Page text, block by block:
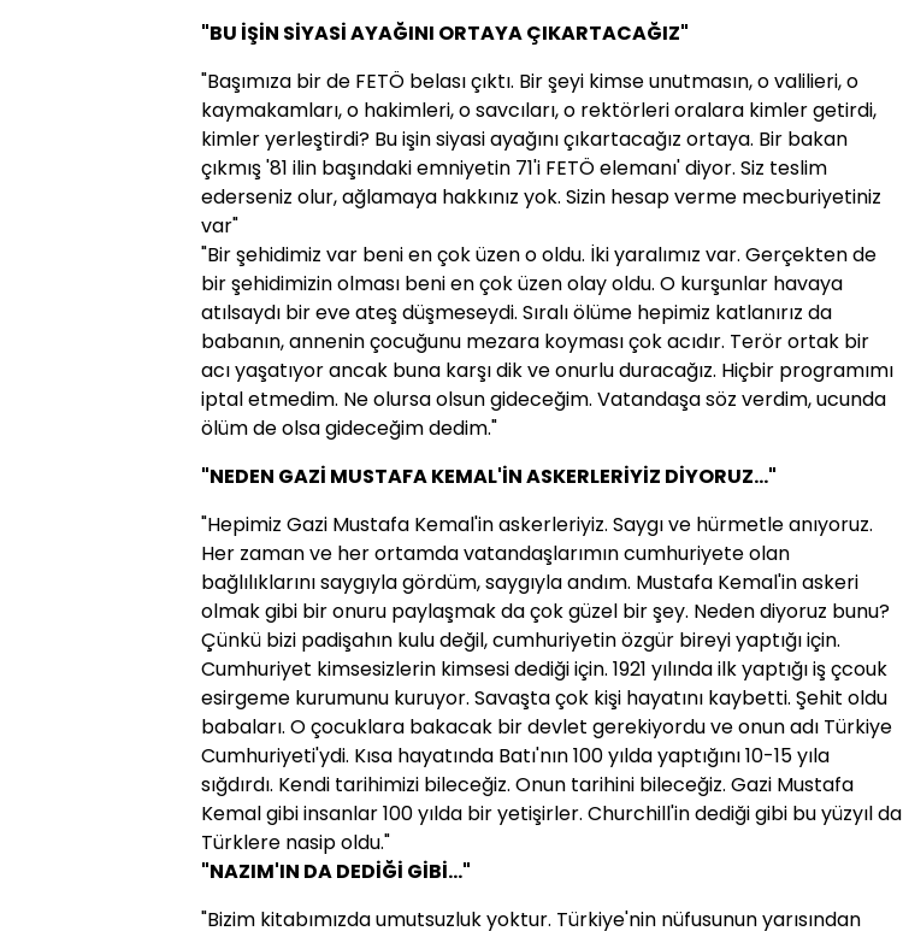
"BU İŞİN SİYASİ AYAĞINI ORTAYA ÇIKARTACAĞIZ"
"Başımıza bir de FETÖ belası çıktı. Bir şeyi kimse unutmasın, o valilieri, o
kaymakamları, o hakimleri, o savcıları, o rektörleri oralara kimler getirdi,
kimler yerleştirdi? Bu işin siyasi ayağını çıkartacağız ortaya. Bir bakan
çıkmış '81 ilin başındaki emniyetin 71'i FETÖ elemanı' diyor. Siz teslim
ederseniz olur, ağlamaya hakkınız yok. Sizin hesap verme mecburiyetiniz
var"
"Bir şehidimiz var beni en çok üzen o oldu. İki yaralımız var. Gerçekten de
bir şehidimizin olması beni en çok üzen olay oldu. O kurşunlar havaya
atılsaydı bir eve ateş düşmeseydi. Sıralı ölüme hepimiz katlanırız da
babanın, annenin çocuğunu mezara koyması çok acıdır. Terör ortak bir
acı yaşatıyor ancak buna karşı dik ve onurlu duracağız. Hiçbir programımı
iptal etmedim. Ne olursa olsun gideceğim. Vatandaşa söz verdim, ucunda
ölüm de olsa gideceğim dedim."
"NEDEN GAZİ MUSTAFA KEMAL'İN ASKERLERİYİZ DİYORUZ..."
"Hepimiz Gazi Mustafa Kemal'in askerleriyiz. Saygı ve hürmetle anıyoruz.
Her zaman ve her ortamda vatandaşlarımın cumhuriyete olan
bağlılıklarını saygıyla gördüm, saygıyla andım. Mustafa Kemal'in askeri
olmak gibi bir onuru paylaşmak da çok güzel bir şey. Neden diyoruz bunu?
Çünkü bizi padişahın kulu değil, cumhuriyetin özgür bireyi yaptığı için.
Cumhuriyet kimsesizlerin kimsesi dediği için. 1921 yılında ilk yaptığı iş çcouk
esirgeme kurumunu kuruyor. Savaşta çok kişi hayatını kaybetti. Şehit oldu
babaları. O çocuklara bakacak bir devlet gerekiyordu ve onun adı Türkiye
Cumhuriyeti'ydi. Kısa hayatında Batı'nın 100 yılda yaptığını 10-15 yıla
sığdırdı. Kendi tarihimizi bileceğiz. Onun tarihini bileceğiz. Gazi Mustafa
Kemal gibi insanlar 100 yılda bir yetişirler. Churchill'in dediği gibi bu yüzyıl da
Türklere nasip oldu."
"NAZIM'IN DA DEDİĞİ GİBİ..."
"Bizim kitabımızda umutsuzluk yoktur. Türkiye'nin nüfusunun yarısından